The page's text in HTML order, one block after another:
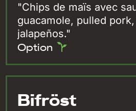
"Chips de maïs avec
guacamole, pulled
jalapeños."
Option
Bifröst